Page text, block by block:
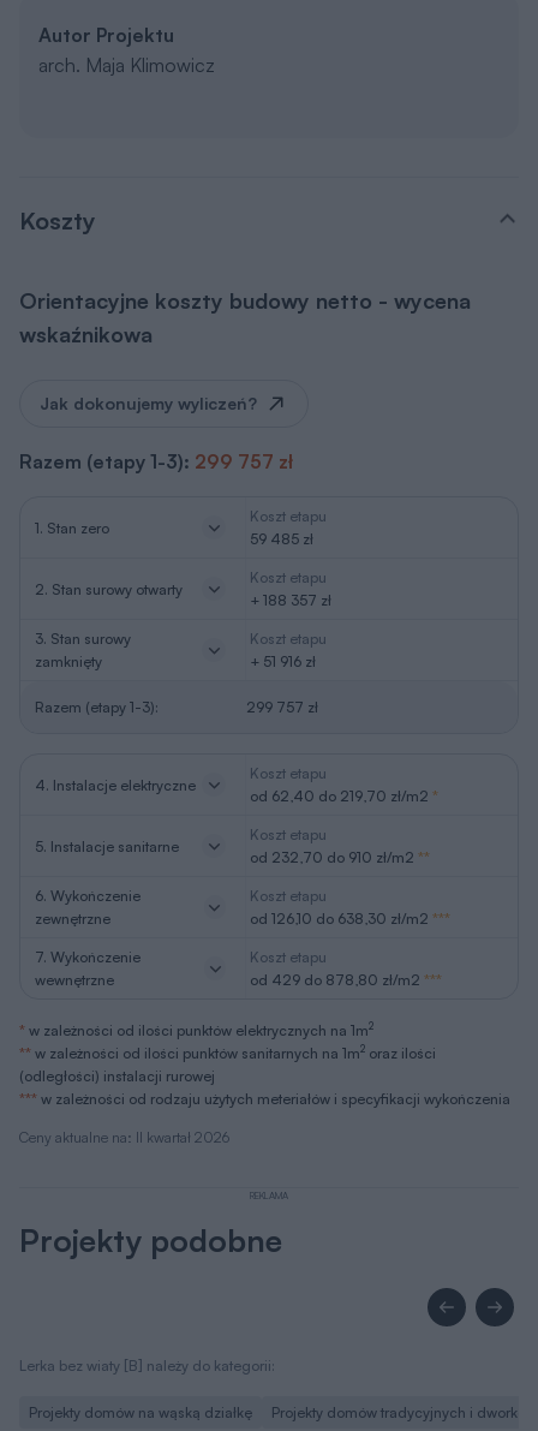
Autor Projektu
arch. Maja Klimowicz
Koszty
Orientacyjne koszty budowy netto - wycena
wskaźnikowa
Ceny aktualne na: II kwartał 2026
Jak dokonujemy wyliczeń?
Razem (etapy 1-3): 299 757 zł
1. Stan zero
Koszt etapu
59 485 zł
2. Stan surowy otwarty
Koszt etapu
+ 188 357 zł
3. Stan surowy
zamknięty
Koszt etapu
+ 51 916 zł
Razem (etapy 1-3): 299 757 zł
4. Instalacje elektryczne
Koszt etapu
od 62,40 do 219,70 zł/m2 *
5. Instalacje sanitarne
Koszt etapu
od 232,70 do 910 zł/m2 **
6. Wykończenie
zewnętrzne
Koszt etapu
od 126,10 do 638,30 zł/m2 ***
7. Wykończenie
wewnętrzne
Koszt etapu
od 429 do 878,80 zł/m2 ***
* w zależności od ilości punktów elektrycznych na 1m2
** w zależności od ilości punktów sanitarnych na 1m2 oraz ilości
(odległości) instalacji rurowej
*** w zależności od rodzaju użytych meteriałów i specyfikacji wykończenia
REKLAMA
Projekty podobne
Lerka bez wiaty [B] należy do kategorii:
Projekty domów na wąską działkę Projekty domów tradycyjnych i dworków